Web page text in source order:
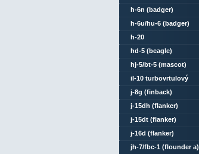
h-6n (badger)
h-6u/hu-6 (badger)
h-20
hd-5 (beagle)
hj-5/bt-5 (mascot)
il-10 turbovrtulový
j-8g (finback)
j-15dh (flanker)
j-15dt (flanker)
j-16d (flanker)
jh-7/fbc-1 (flounder a)